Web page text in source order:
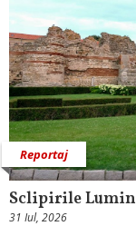
Reportaj
Sclipirile
31 Iul, 2026